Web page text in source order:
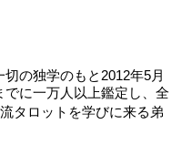
の独学のもと2012年5月
に一万人以上鑑定し、全
タロットを学びに来る弟